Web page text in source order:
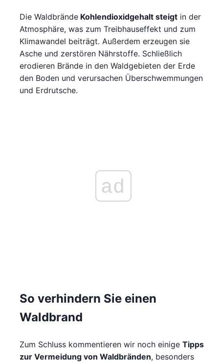
Die Waldbrände Kohlendioxidgehalt steigt in der
Atmosphäre, was zum Treibhauseffekt und zum
Klimawandel beiträgt. Außerdem erzeugen sie
Asche und zerstören Nährstoffe. Schließlich
erodieren Brände in den Waldgebieten der Erde
den Boden und verursachen Überschwemmungen
und Erdrutsche.
ad
So verhindern Sie einen
Waldbrand
Zum Schluss kommentieren wir noch einige Tipps
zur Vermeidung von Waldbränden, besonders